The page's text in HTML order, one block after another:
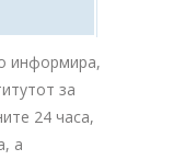
информира,
за
24 часа,
а